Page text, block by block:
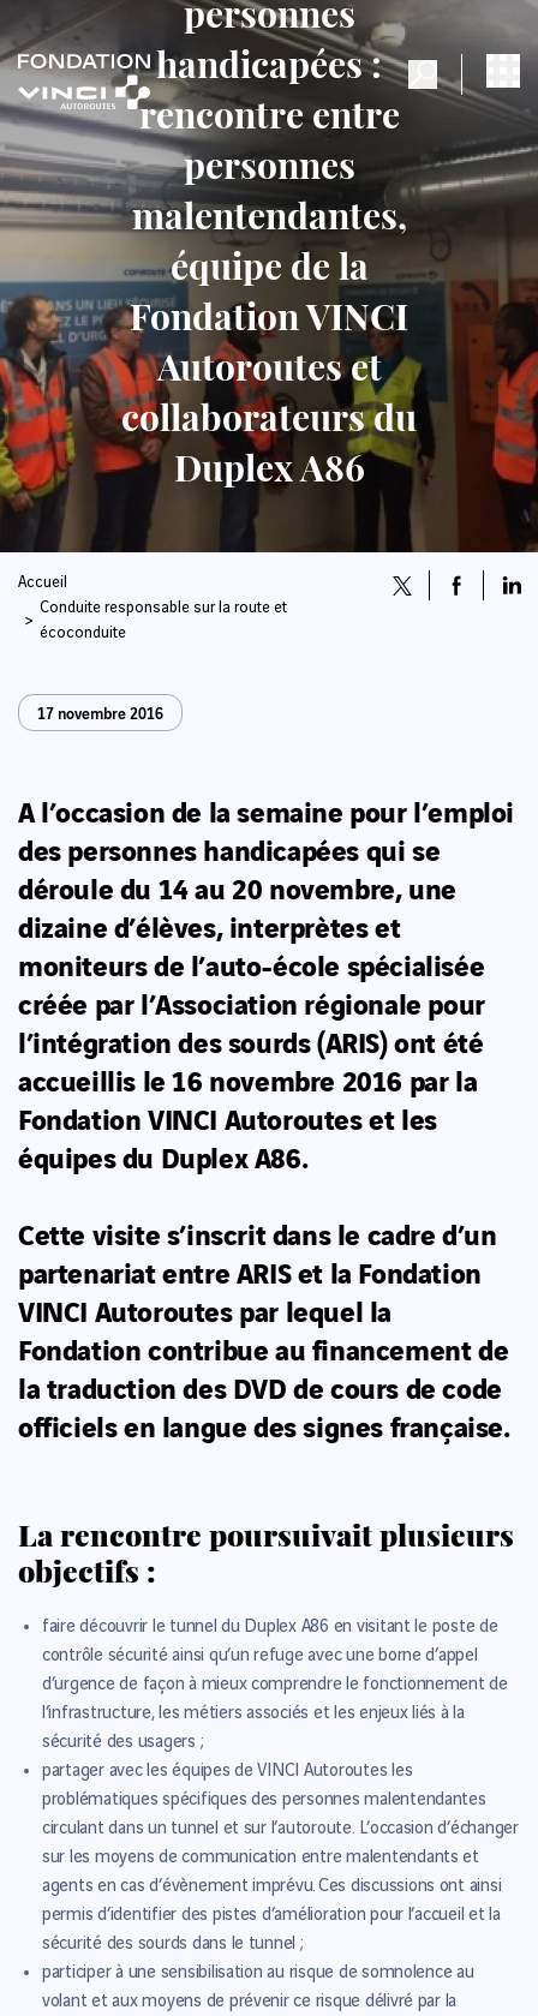
personnes
handicapées :
rencontre entre
personnes
malentendantes,
équipe de la
Fondation VINCI
Autoroutes et
collaborateurs du
Duplex A86
Accueil
Conduite responsable sur la route et
écoconduite
17 novembre 2016
A l’occasion de la semaine pour l’emploi
des personnes handicapées qui se
déroule du 14 au 20 novembre, une
dizaine d’élèves, interprètes et
moniteurs de l’auto-école spécialisée
créée par l’Association régionale pour
l’intégration des sourds (ARIS) ont été
accueillis le 16 novembre 2016 par la
Fondation VINCI Autoroutes et les
équipes du Duplex A86.
Cette visite s’inscrit dans le cadre d’un
partenariat entre ARIS et la Fondation
VINCI Autoroutes par lequel la
Fondation contribue au financement de
la traduction des DVD de cours de code
officiels en langue des signes française.
La rencontre poursuivait plusieurs
objectifs :
faire découvrir le tunnel du Duplex A86 en visitant le poste de
contrôle sécurité ainsi qu’un refuge avec une borne d’appel
d’urgence de façon à mieux comprendre le fonctionnement de
l’infrastructure, les métiers associés et les enjeux liés à la
sécurité des usagers ;
partager avec les équipes de VINCI Autoroutes les
problématiques spécifiques des personnes malentendantes
circulant dans un tunnel et sur l’autoroute. L’occasion d’échanger
sur les moyens de communication entre malentendants et
agents en cas d’évènement imprévu. Ces discussions ont ainsi
permis d’identifier des pistes d’amélioration pour l’accueil et la
sécurité des sourds dans le tunnel ;
participer à une sensibilisation au risque de somnolence au
volant et aux moyens de prévenir ce risque délivré par la